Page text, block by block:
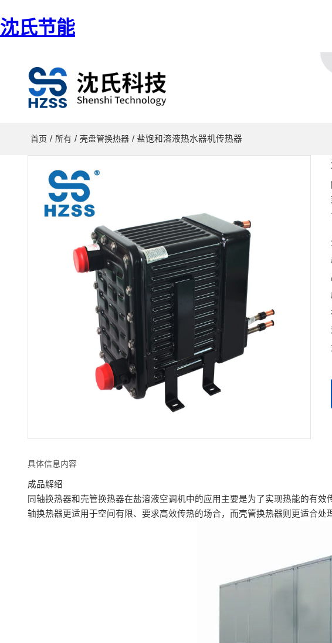
沈氏节能
首页 / 所有 / 壳盘管换热器 / 盐饱和溶液热水器机传热器
具体信息内容
成品解绍
同轴换热器和壳管换热器在盐溶液空调机中的应用主要是为了实现热能的有
轴换热器更适用于空间有限、要求高效传热的场合，而壳管换热器则更适合处